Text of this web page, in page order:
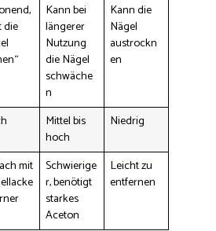
die
Kann bei
längerer
Nutzung
die Nägel
schwäche
n
Kann die
Nägel
austrockn
en
Mittel bis
hoch
Niedrig
mit
Schwierige
r, benötigt
starkes
Aceton
Leicht zu
entfernen